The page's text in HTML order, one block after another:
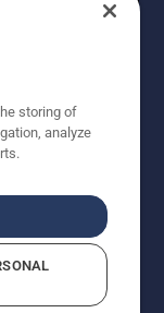
storing of
analyze